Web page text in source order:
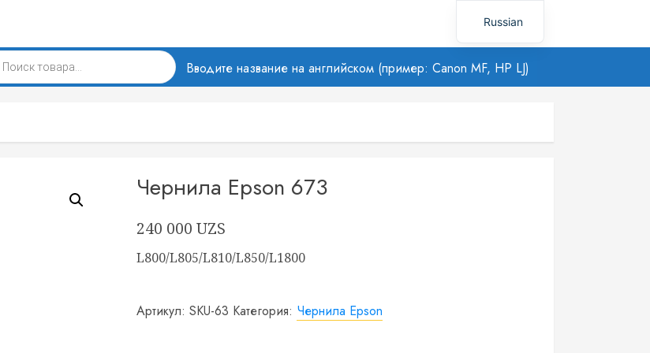
Вводите название на английском (пример: Canon MF, HP LJ)
Чернила Epson 673
240 000UZS
L800/L805/L810/L850/L1800
Артикул:SKU-63 Категория: Чернила Epson
Russian
Uzbek